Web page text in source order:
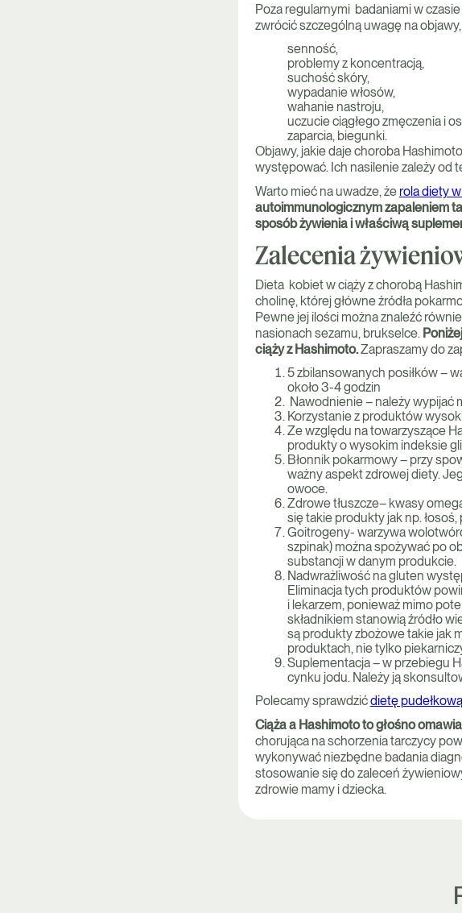
Poza regularnymi badaniami w
zwrócić szczególną uwagę na
senność,
problemy z koncentracją,
suchość skóry,
wypadanie włosów,
wahanie nastroju,
uczucie ciągłego zmęczenia i
zaparcia, biegunki.
Objawy, jakie daje choroba
występować. Ich nasilenie zależy od
Warto mieć na uwadze, że rola diety
autoimmunologicznym zapaleniem
sposób żywienia i właściwą
Zalecenia
Dieta kobiet w ciąży z chorobą
cholinę, której główne źródła
Pewne jej ilości można znaleźć
nasionach sezamu, brukselce.
ciąży z Hashimoto.Zapraszamy do
5 zbilansowanych posiłków –
około 3-4 godzin
Nawodnienie – należy wypijać
Korzystanie z produktów
Ze względu na towarzyszące
produkty o wysokim indeksie
Błonnik pokarmowy – przy
ważny aspekt zdrowej diety.
owoce.
Zdrowe tłuszcze– kwasy
się takie produkty jak np.
Goitrogeny- warzywa
szpinak) można spożywać po
substancji w danym produkcie.
Nadwrażliwość na gluten
Eliminacja tych produktów
i lekarzem, ponieważ mimo
składnikiem stanowią źródło
są produkty zbożowe takie jak
produktach, nie tylko
Suplementacja – w przebiegu
cynku jodu. Należy ją
Polecamy sprawdzićdietę
Ciąża a Hashimoto to głośno
chorująca na schorzenia tarczycy
wykonywać niezbędne badania
stosowanie się do zaleceń
zdrowie mamy i dziecka.